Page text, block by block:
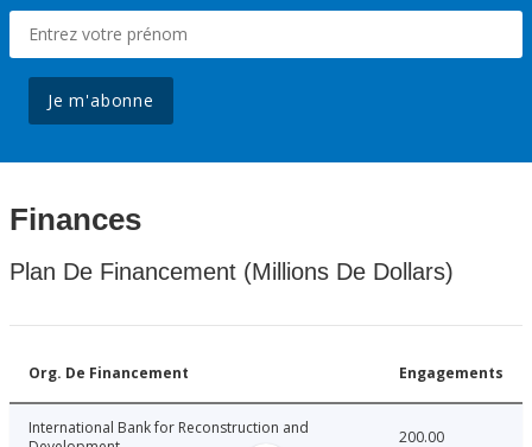
Je m'abonne
Finances
Plan De Financement (Millions De Dollars)
Org. De Financement Engagements
International Bank for Reconstruction and
200.00